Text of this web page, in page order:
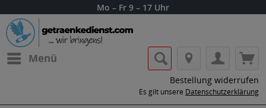
Mo – Fr 9 – 17 Uhr
Menü
Bestellung widerrufen
Es gilt unsere Datenschutzerklärung